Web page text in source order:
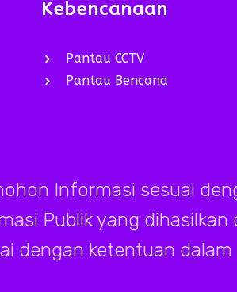
Kebencanaan
Pantau CCTV
Pantau Bencana
Informasi sesuai
Publik yang dihasilkan
dengan ketentuan dalam